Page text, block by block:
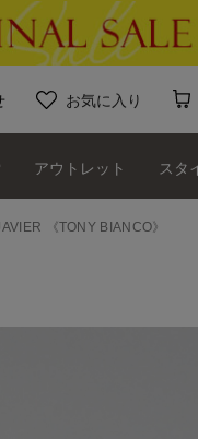
お気に入り
アウトレット スタ
《TONY BIANCO》